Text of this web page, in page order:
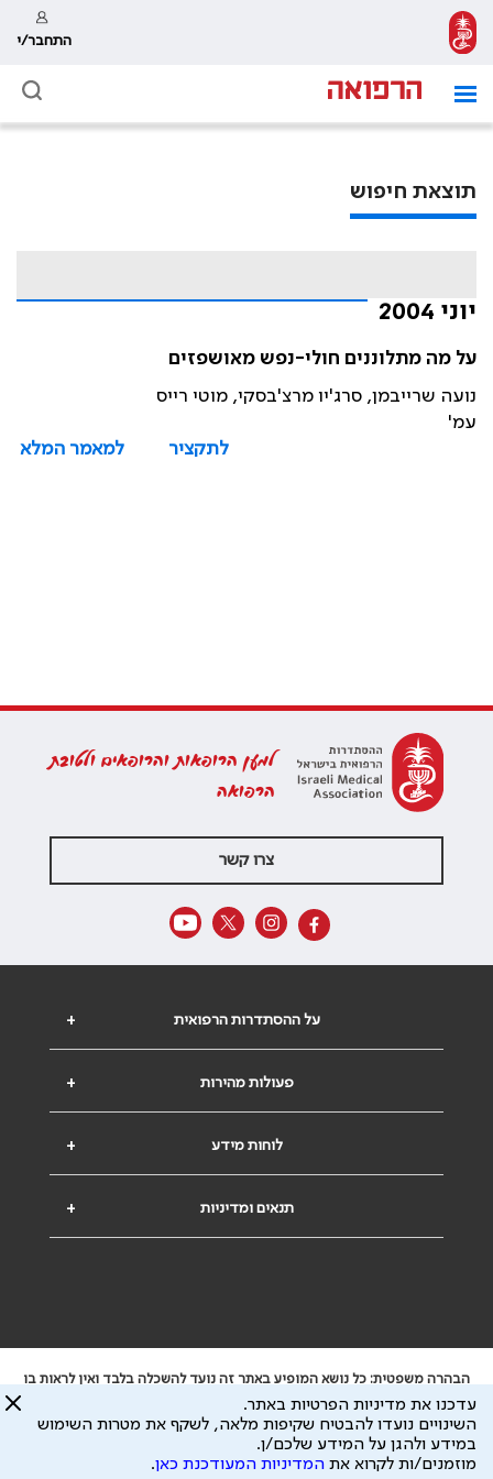
התחבר/י
תוצאת חיפוש
יוני 2004
על מה מתלוננים חולי-נפש מאושפזים
נועה שרייבמן, סרג'יו מרצ'בסקי, מוטי רייס
עמ'
לתקציר
למאמר המלא
למען הרופאות והרופאים ולטובת
הרפואה
צרו קשר
+ על ההסתדרות הרפואית
+ פעולות מהירות
+ לוחות מידע
+ תנאים ומדיניות
הבהרה משפטית: כל נושא המופיע באתר זה נועד להשכלה בלבד ואין לראות בו
ייעוץ רפואי או משפטי. אין הר"י אחראית לתוכן המתפרסם באתר זה ולכל נזק
שעלול להיגרם.
ידוע לי שהר"י אוספת ושומרת מידע אישי לצורך מתן השרות וכי חלק ממנו עשוי
להיות מועבר לצדדים שלישיים, הכל בכפוף למדיניות הפרטיות
עדכנו את מדיניות הפרטיות באתר.
השינויים נועדו להבטיח שקיפות מלאה, לשקף את מטרות השימוש
במידע ולהגן על המידע שלכם/ן.
מוזמנים/ות לקרוא את המדיניות המעודכנת כאן.